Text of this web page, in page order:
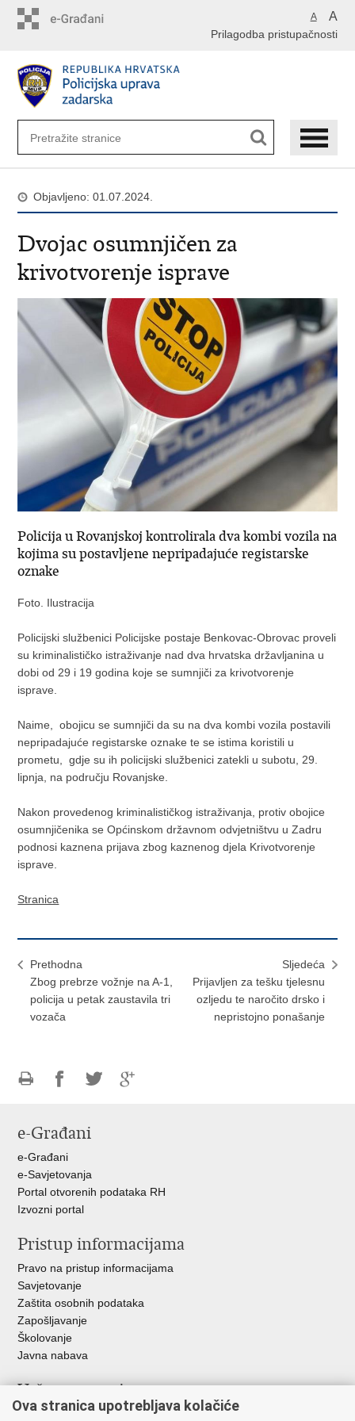
A A
Prilagodba pristupačnosti
Objavljeno: 01.07.2024.
​Dvojac osumnjičen za
krivotvorenje isprave
Policija u Rovanjskoj kontrolirala dva kombi vozila na
kojima su postavljene nepripadajuće registarske
oznake
Foto. Ilustracija
Policijski službenici Policijske postaje Benkovac-Obrovac proveli
su kriminalističko istraživanje nad dva hrvatska državljanina u
dobi od 29 i 19 godina koje se sumnjiči za krivotvorenje
isprave.
Naime, obojicu se sumnjiči da su na dva kombi vozila postavili
nepripadajuće registarske oznake te se istima koristili u
prometu, gdje su ih policijski službenici zatekli u subotu, 29.
lipnja, na području Rovanjske.
Nakon provedenog kriminalističkog istraživanja, protiv obojice
osumnjičenika se Općinskom državnom odvjetništvu u Zadru
podnosi kaznena prijava zbog kaznenog djela Krivotvorenje
isprave.
Stranica
Prethodna
Zbog prebrze vožnje na A-1,
policija u petak zaustavila tri
vozača
Sljedeća
​Prijavljen za tešku tjelesnu
ozljedu te naročito drsko i
nepristojno ponašanje
FacebookuTwitteru
e-Građani
e-Građani
e-Savjetovanja
Portal otvorenih podataka RH
Izvozni portal
Pristup informacijama
Pravo na pristup informacijama
Savjetovanje
Zaštita osobnih podataka
Zapošljavanje
Školovanje
Javna nabava
Važne poveznice
Ministarstvo unutarnjih poslova
Ova stranica upotrebljava kolačiće